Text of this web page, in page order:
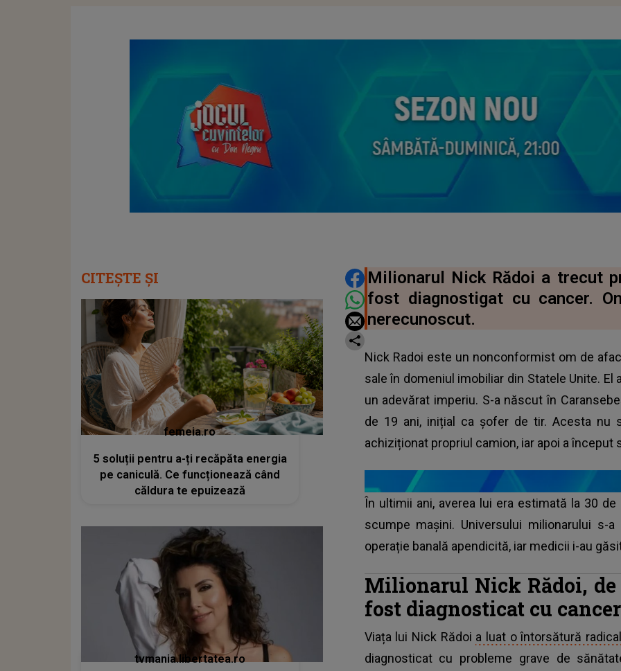
DISTRIBUIE ARTICOLUL
Milionarul Nick Rădoi a trecut
fost diagnostigat cu cancer.
nerecunoscut.
Nick Radoi este un nonconformist om de
sale în domeniul imobiliar din Statele Unite.
un adevărat imperiu. S-a născut în
de 19 ani, inițial ca șofer de tir. Acesta nu
achiziționat propriul camion, iar apoi a
În ultimii ani, averea lui era estimată la 30
scumpe mașini. Universului milionarului
operație banală apendicită, iar medicii i-au
Milionarul Nick Rădoi, de
fost diagnosticat cu cancer
Viața lui Nick Rădoi a luat o întorsătură
diagnosticat cu probleme grave de
CITEȘTE ȘI
femeia.ro
5 soluții pentru a-ți recăpăta energia
pe caniculă. Ce funcționează când
căldura te epuizează
tvmania.libertatea.ro